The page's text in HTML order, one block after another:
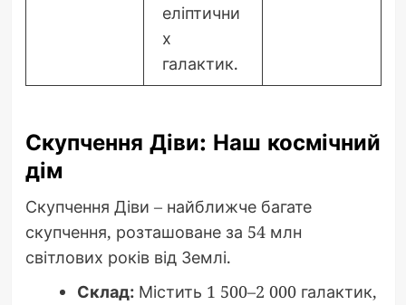
еліптични
х
галактик.
Скупчення Діви: Наш космічний
дім
Скупчення Діви – найближче багате
скупчення, розташоване за 54 млн
світлових років від Землі.
Склад:Містить 1 500–2 000 галактик,